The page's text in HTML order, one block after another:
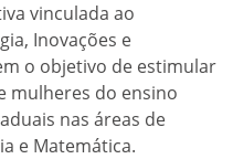
vinculada ao
Inovações e
o objetivo de estimular
mulheres do ensino
nas áreas de
e Matemática.